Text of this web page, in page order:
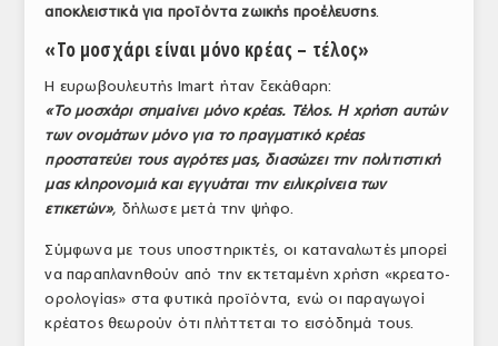
ΑΡΧΕΙΟ ΤΕΥΧΩΝ
ΣΥΝΕΔΡΙΟ ΚΡΕΑΤΟΣ
αποκλειστικά για προϊόντα ζωικής προέλευσης.
«Το μοσχάρι είναι μόνο κρέας – τέλος»
Η ευρωβουλευτής Imart ήταν ξεκάθαρη:
«Το μοσχάρι σημαίνει μόνο κρέας. Τέλος. Η χρήση αυτών
των ονομάτων μόνο για το πραγματικό κρέας
προστατεύει τους αγρότες μας, διασώζει την πολιτιστική
μας κληρονομιά και εγγυάται την ειλικρίνεια των
ετικετών», δήλωσε μετά την ψήφο.
Σύμφωνα με τους υποστηρικτές, οι καταναλωτές μπορεί
να παραπλανηθούν από την εκτεταμένη χρήση «κρεατο-
ορολογίας» στα φυτικά προϊόντα, ενώ οι παραγωγοί
κρέατος θεωρούν ότι πλήττεται το εισόδημά τους.